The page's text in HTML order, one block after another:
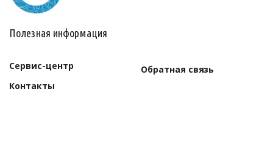
Полезная информация
Сервис-центр
Контакты
Обратная связь